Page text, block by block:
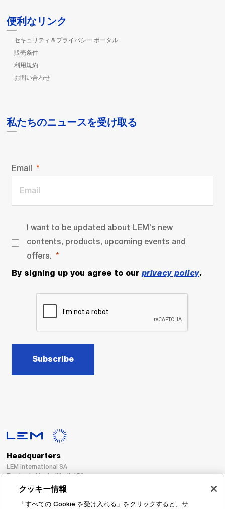
便利なリンク
セキュリティ＆プライバシー ポータル
販売条件
利用規約
お問い合わせ
私たちのニュースを受け取る
Email
I want to be updated about LEM’s new
contents, products, upcoming events and
offers.
By signing up you agree to our privacy policy.
Subscribe
Headquarters
LEM International SA
Route du Nant-d’Avril, 152
1217 Meyrin
Switzerland
クッキー情報
「すべての Cookie を受け入れる」をクリックすると、サ